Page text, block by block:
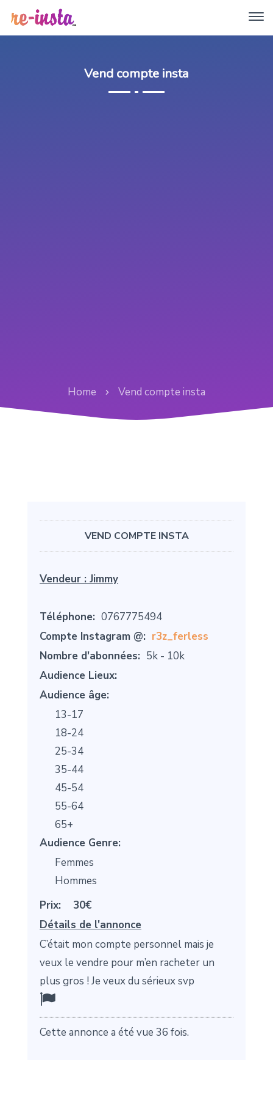
Vend compte insta
Home Vend compte insta
VEND COMPTE INSTA
Vendeur : Jimmy
Téléphone: 0767775494
Compte Instagram @: r3z_ferless
Nombre d'abonnées: 5k - 10k
Audience Lieux:
Audience âge:
13-17
18-24
25-34
35-44
45-54
55-64
65+
Audience Genre:
Femmes
Hommes
Prix:
30€
Détails de l'annonce
C’était mon compte personnel mais je
veux le vendre pour m’en racheter un
plus gros ! Je veux du sérieux svp
Cette annonce a été vue 36 fois.